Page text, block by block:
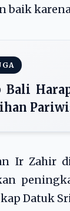
baik
Bali
Ir Zahir
Datuk